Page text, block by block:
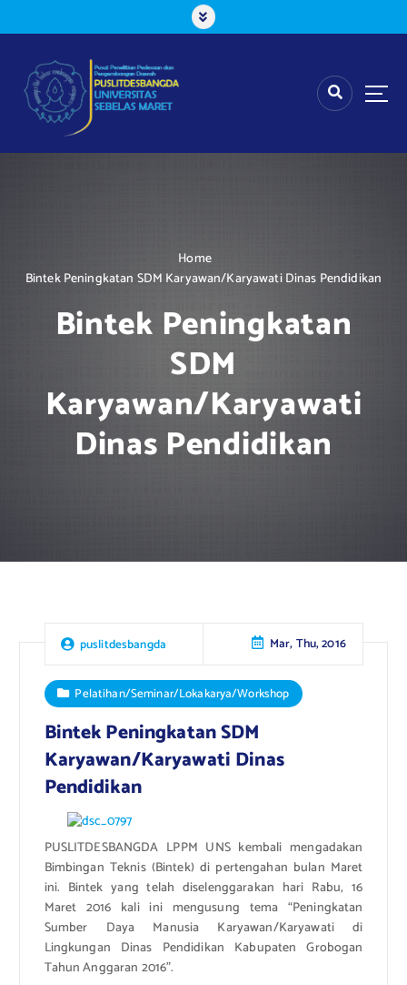
k
o
Home
Bintek Peningkatan SDM Karyawan/Karyawati Dinas Pendidikan
Bintek Peningkatan
SDM
Karyawan/Karyawati
Dinas Pendidikan
puslitdesbangda Mar, Thu, 2016
Pelatihan/Seminar/Lokakarya/Workshop
Bintek Peningkatan SDM
Karyawan/Karyawati Dinas
Pendidikan
PUSLITDESBANGDA LPPM UNS kembali mengadakan
Bimbingan Teknis (Bintek) di pertengahan bulan Maret
ini. Bintek yang telah diselenggarakan hari Rabu, 16
Maret 2016 kali ini mengusung tema “Peningkatan
Sumber Daya Manusia Karyawan/Karyawati di
Lingkungan Dinas Pendidikan Kabupaten Grobogan
Tahun Anggaran 2016”.